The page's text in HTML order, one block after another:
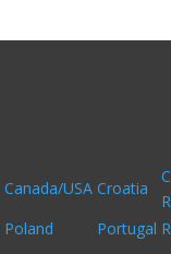
Canada/USA Croatia
Poland Portugal